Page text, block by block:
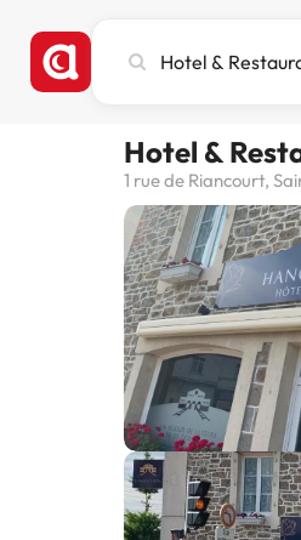
ciudad,
destino
Hotel &
1 rue de Riancourt,